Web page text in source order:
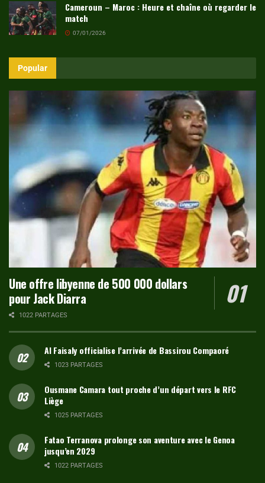
Cameroun – Maroc : Heure et chaîne où regarder le
match
07/01/2026
Popular
Une offre libyenne de 500 000 dollars
pour Jack Diarra
1022 PARTAGES
Al Faisaly officialise l’arrivée de Bassirou Compaoré
1023 PARTAGES
Ousmane Camara tout proche d’un départ vers le RFC
Liège
1025 PARTAGES
Fatao Terranova prolonge son aventure avec le Genoa
jusqu’en 2029
1022 PARTAGES